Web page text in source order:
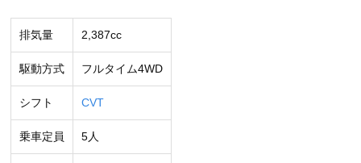
排気量 2,387cc
駆動方式 フルタイム4WD
シフト CVT
乗車定員 5人